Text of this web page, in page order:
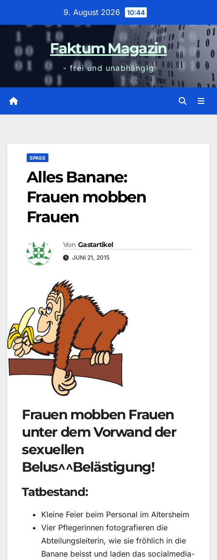
9. August 2026 10:44
Faktum Magazin
- frei und unabhängig
SPASS
Alles Banane:
Frauen mobben
Frauen
Von Gastartikel
JUNI 21, 2015
Frauen mobben Frauen
unter dem Vorwand der
sexuellen
Belus^^Belästigung!
Tatbestand:
Kleine Feier beim Personal im Altersheim
Vier Pflegerinnen fotografieren die
Abteilungsleiterin, wie sie fröhlich in die
Banane beisst und laden das socialmedia-